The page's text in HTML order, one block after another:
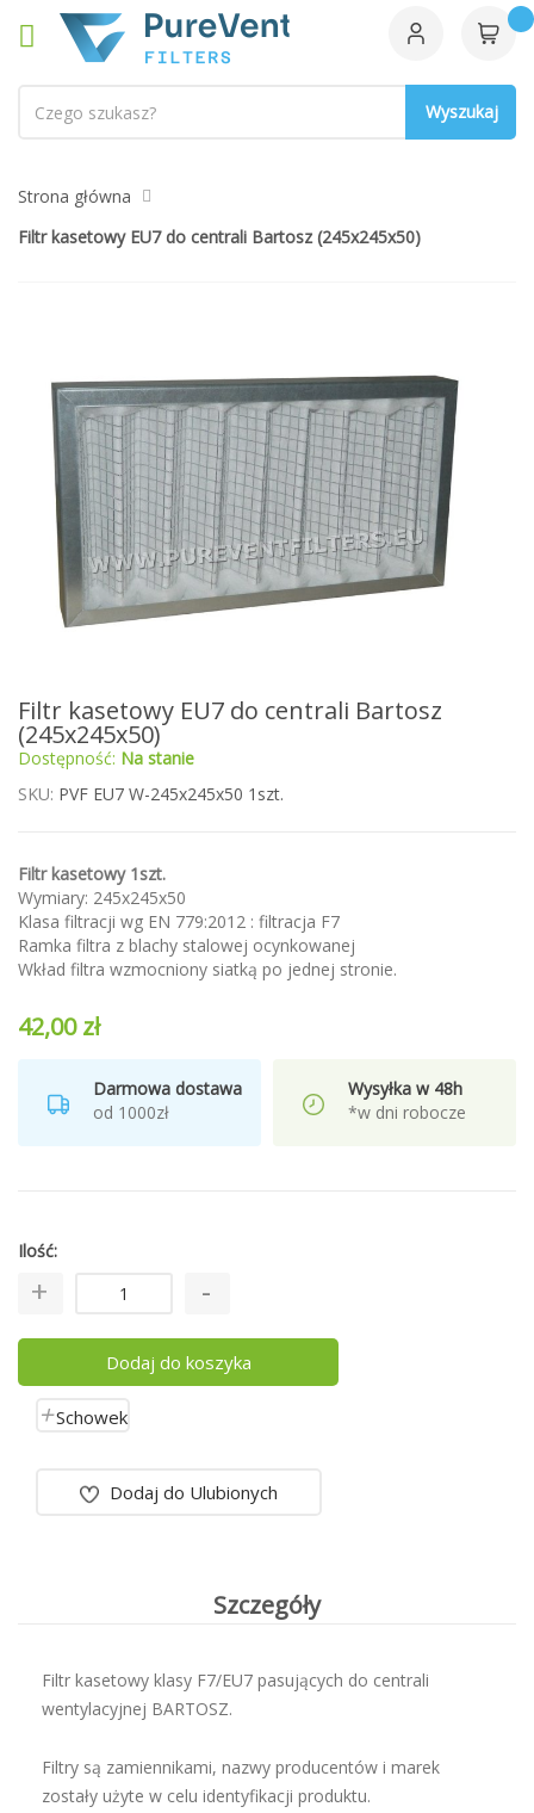
Strona główna
Filtr kasetowy EU7 do centrali Bartosz (245x245x50)
galerii
Przejdź
na
początek
galerii
Filtr kasetowy EU7 do centrali Bartosz
(245x245x50)
Dostępność: Na stanie
SKU PVF EU7 W-245x245x50 1szt.
Filtr kasetowy 1szt.
Wymiary: 245x245x50
Klasa filtracji wg EN 779:2012 : filtracja F7
Ramka filtra z blachy stalowej ocynkowanej
Wkład filtra wzmocniony siatką po jednej stronie.
42,00 zł
Darmowa dostawa
od 1000zł
Wysyłka w 48h
*w dni robocze
Ilość
Dodaj do koszyka
Schowek
Dodaj do Ulubionych
Szczegóły
Filtr kasetowy klasy F7/EU7 pasujących do centrali
wentylacyjnej BARTOSZ.
Filtry są zamiennikami, nazwy producentów i marek
zostały użyte w celu identyfikacji produktu.